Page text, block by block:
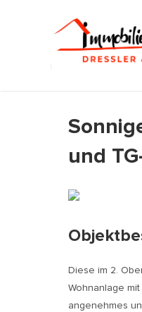
und
Diese im 2.
Wohnanlage
angenehmes